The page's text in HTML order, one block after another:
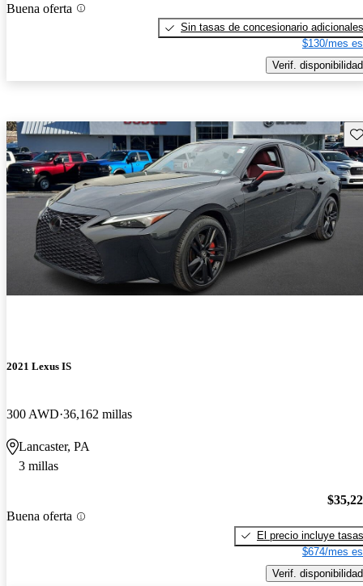
Buena oferta
Sin tasas de concesionario adicionales
$130/mes
Verif. disponibilidad
2021 Lexus IS
300 AWD 36,162 millas
Lancaster, PA
3 millas
Buena oferta
El precio incluye tasas
$674/mes
Verif. disponibilidad